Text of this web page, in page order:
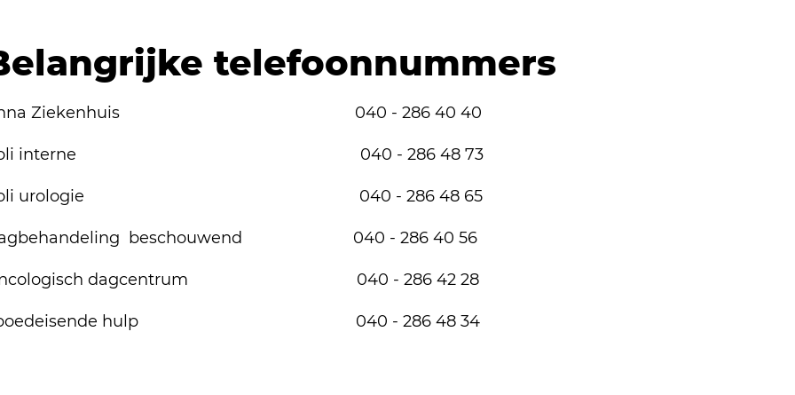
telefoonnummers
Ziekenhuis 040 - 286 40 40
interne 040 - 286 48 73
urologie 040 - 286 48 65
beschouwend 040 - 286 40 56
dagcentrum 040 - 286 42 28
hulp 040 - 286 48 34